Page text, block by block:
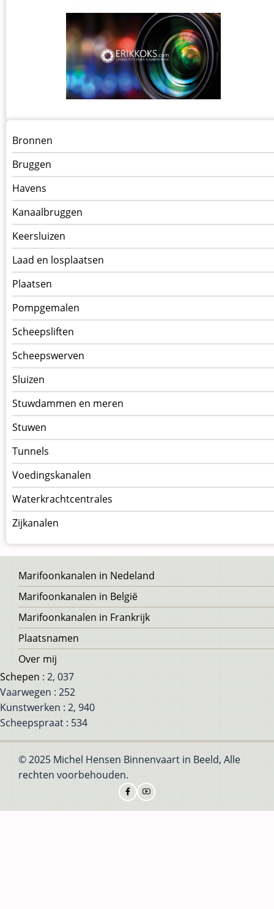
Menu
kunstwerken
op
Navigatiepagina's
Bronnen
Bruggen
Havens
Kanaalbruggen
Keersluizen
Laad en losplaatsen
Plaatsen
Pompgemalen
Scheepsliften
Scheepswerven
Sluizen
Stuwdammen en meren
Stuwen
Tunnels
Voedingskanalen
Waterkrachtcentrales
Zijkanalen
Voet
Marifoonkanalen in Nedeland
Marifoonkanalen in België
Marifoonkanalen in Frankrijk
Plaatsnamen
Over mij
Schepen : 2, 037
Vaarwegen : 252
Kunstwerken : 2, 940
Scheepspraat : 534
© 2025 Michel Hensen Binnenvaart in Beeld, Alle
rechten voorbehouden.